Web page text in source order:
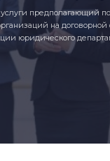
предполагающий
на договорной
юридического